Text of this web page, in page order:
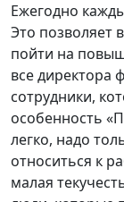
Ежегодно
Это позволяет
пойти на
все директора
сотрудники,
особенность
легко, надо
относиться к
малая